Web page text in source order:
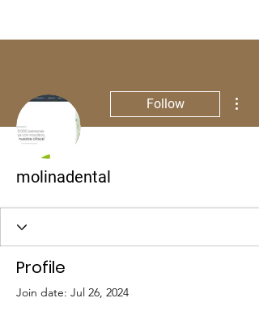
Follow
molinadental
Profile
Join date: Jul 26, 2024